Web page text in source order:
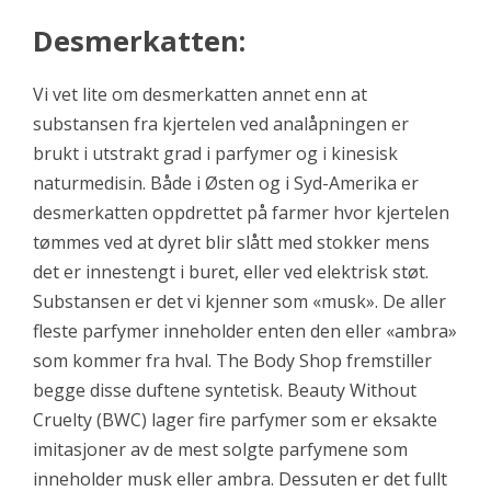
Desmerkatten:
Vi vet lite om desmerkatten annet enn at
substansen fra kjertelen ved analåpningen er
brukt i utstrakt grad i parfymer og i kinesisk
naturmedisin. Både i Østen og i Syd-Amerika er
desmerkatten oppdrettet på farmer hvor kjertelen
tømmes ved at dyret blir slått med stokker mens
det er innestengt i buret, eller ved elektrisk støt.
Substansen er det vi kjenner som «musk». De aller
fleste parfymer inneholder enten den eller «ambra»
som kommer fra hval. The Body Shop fremstiller
begge disse duftene syntetisk. Beauty Without
Cruelty(BWC) lager fire parfymer som er eksakte
imitasjoner av de mest solgte parfymene som
inneholder musk eller ambra. Dessuten er det fullt